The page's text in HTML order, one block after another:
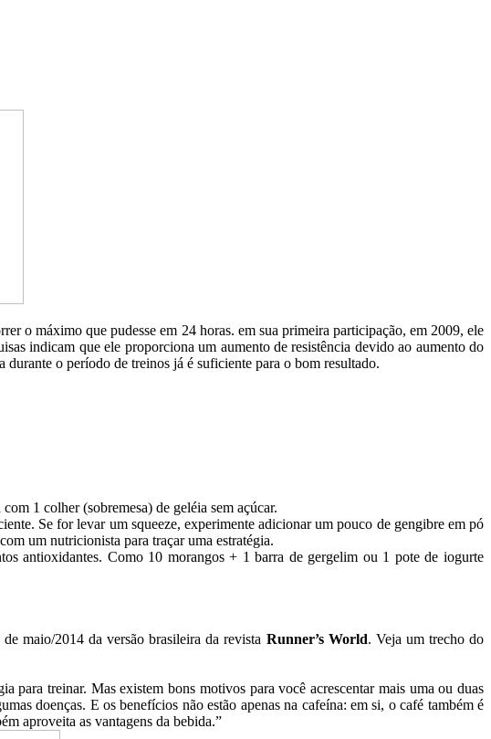
o máximo que pudesse em 24 horas. em sua primeira participação, em 2009, ele
indicam que ele proporciona um aumento de resistência devido ao aumento do
o período de treinos já é suficiente para o bom resultado.
1 colher (sobremesa) de geléia sem açúcar.
Se for levar um squeeze, experimente adicionar um pouco de gengibre em pó
um nutricionista para traçar uma estratégia.
antioxidantes. Como 10 morangos + 1 barra de gergelim ou 1 pote de iogurte
maio/2014 da versão brasileira da revista Runner’s World. Veja um trecho do
para treinar. Mas existem bons motivos para você acrescentar mais uma ou duas
doenças. E os benefícios não estão apenas na cafeína: em si, o café também é
aproveita as vantagens da bebida.”